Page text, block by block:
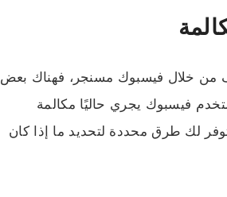
من خلال فيسبوك مسنجر، فهناك بعض
فيسبوك يجري حاليًا مكالمة
لك طرق محددة لتحديد ما إذا كان